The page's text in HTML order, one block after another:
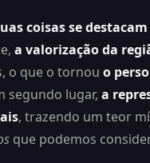
coisas se
a valorização da
o que o tornou o
segundo lugar, a
, trazendo um teor
que podemos